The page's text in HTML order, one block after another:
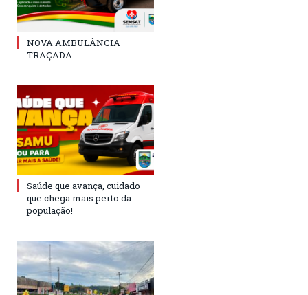
NOVA AMBULÂNCIA
TRAÇADA
Saúde que avança, cuidado
que chega mais perto da
população!